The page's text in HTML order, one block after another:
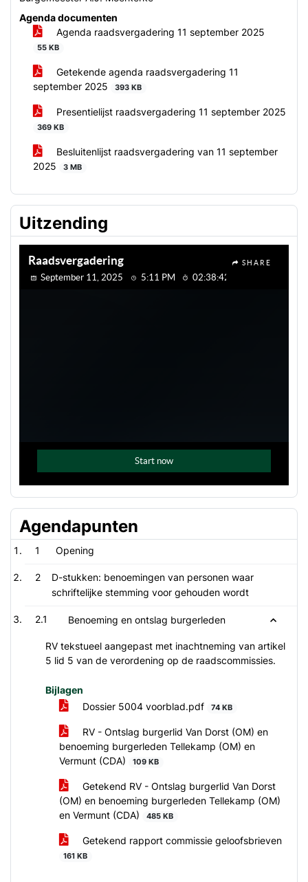
Agenda documenten
Agenda raadsvergadering 11 september 2025
55 KB
Getekende agenda raadsvergadering 11
september 2025
393 KB
Presentielijst raadsvergadering 11 september 2025
369 KB
Besluitenlijst raadsvergadering van 11 september
2025
3 MB
Uitzending
Agendapunten
1 Opening
2
D-stukken: benoemingen van personen waar
schriftelijke stemming voor gehouden wordt
2.1 Benoeming en ontslag burgerleden
RV tekstueel aangepast met inachtneming van artikel
5 lid 5 van de verordening op de raadscommissies.
Bijlagen
Dossier 5004 voorblad.pdf
74 KB
RV - Ontslag burgerlid Van Dorst (OM) en
benoeming burgerleden Tellekamp (OM) en
Vermunt (CDA)
109 KB
Getekend RV - Ontslag burgerlid Van Dorst
(OM) en benoeming burgerleden Tellekamp (OM)
en Vermunt (CDA)
485 KB
Getekend rapport commissie geloofsbrieven
161 KB